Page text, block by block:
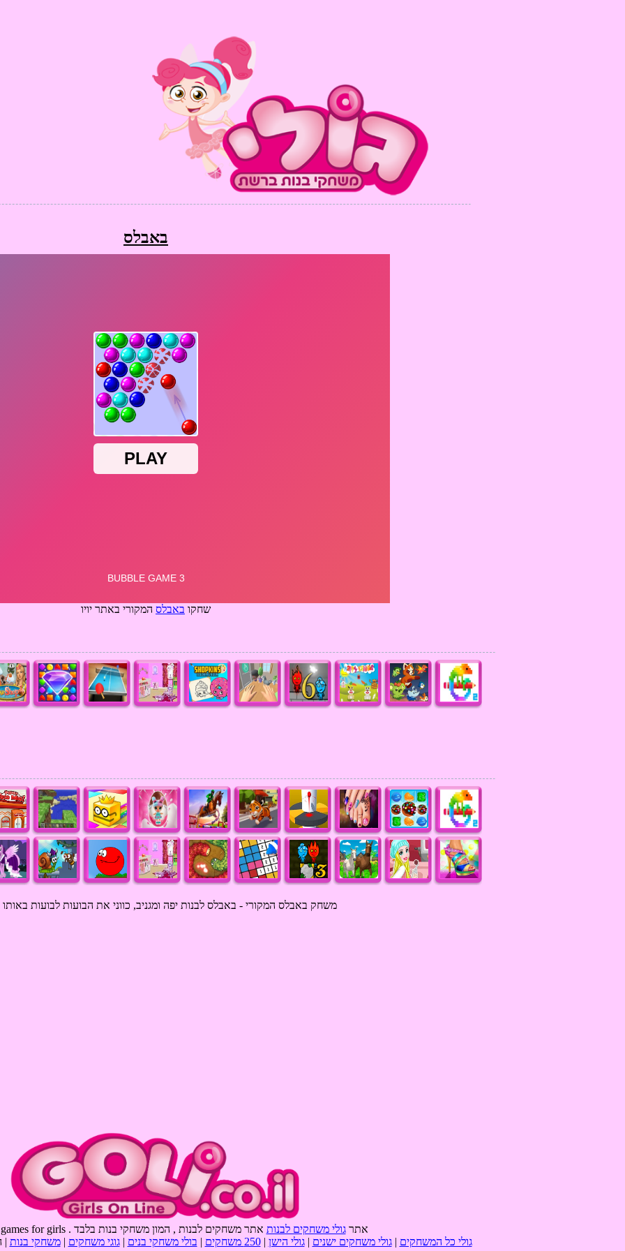
באבלס
שחקו באבלס המקורי באתר יויו
משחק באבלס המקורי - באבלס לבנות יפה ומגניב, כווני את הבועות לבועות
אתרגולי משחקים לבנות אתר משחקים לבנות , המון משחקי בנות בלבד . goli games , games for girls
גולי כל המשחקים |גולי משחקים ישנים |גולי הישן |250 משחקים | בולי משחקי בנים |גוגי משחקים |משחקי בנות |